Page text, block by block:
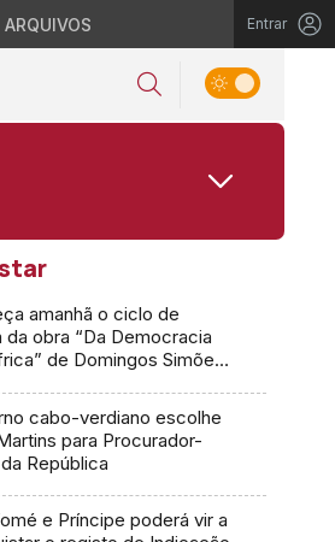
ARQUIVOS Entrar
amanhã o ciclo de
da obra “Da Democracia
de Domingos Simões
cabo-verdiano escolhe
para Procurador-
República
e Príncipe poderá vir a